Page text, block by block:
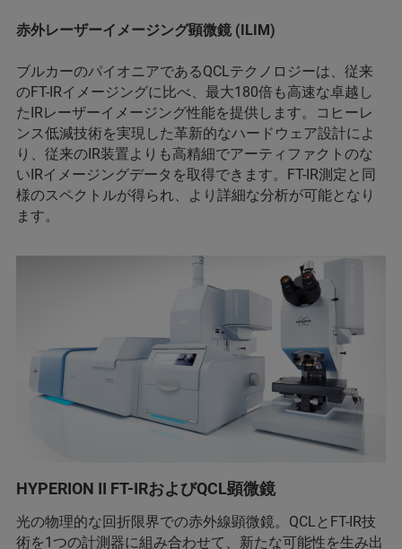
赤外レーザーイメージング顕微鏡 (ILIM)
ブルカーのパイオニアであるQCLテクノロジーは、従来
のFT-IRイメージングに比べ、最大180倍も高速な卓越し
たIRレーザーイメージング性能を提供します。コヒーレ
ンス低減技術を実現した革新的なハードウェア設計によ
り、従来のIR装置よりも高精細でアーティファクトのな
いIRイメージングデータを取得できます。FT-IR測定と同
様のスペクトルが得られ、より詳細な分析が可能となり
ます。
HYPERION II FT-IRおよびQCL顕微鏡
光の物理的な回折限界での赤外線顕微鏡。QCLとFT-IR技
術を1つの計測器に組み合わせて、新たな可能性を生み出